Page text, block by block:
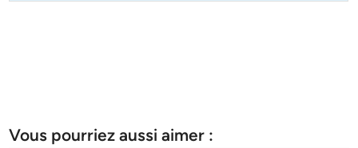
Vous pourriez aussi aimer :